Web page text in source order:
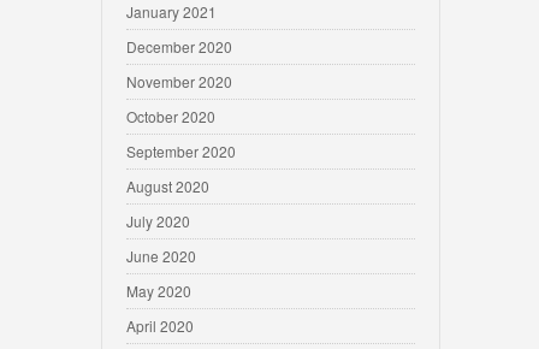
January 2021
December 2020
November 2020
October 2020
September 2020
August 2020
July 2020
June 2020
May 2020
April 2020